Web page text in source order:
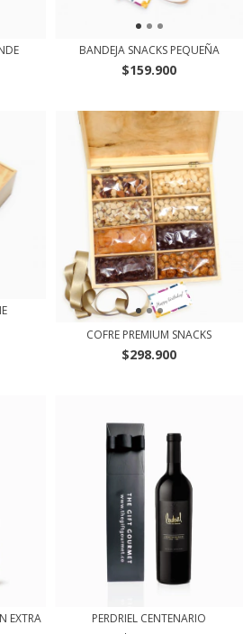
BANDEJA SNACKS PEQUEÑA
$159.900
COFRE PREMIUM SNACKS
$298.900
EXTRA
PERDRIEL CENTENARIO